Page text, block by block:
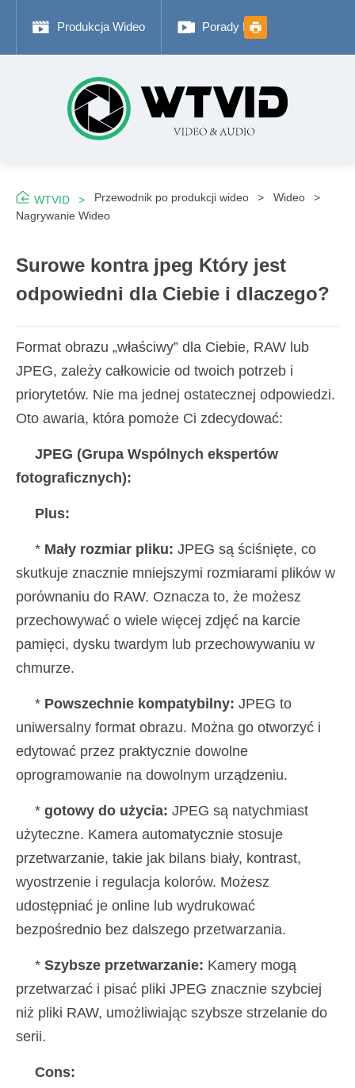
Produkcja Wideo Porady Fotograficzne
WTVID Przewodnik po produkcji wideo
Wideo
Nagrywanie Wideo
Surowe kontra jpeg Który jest
odpowiedni dla Ciebie i dlaczego?
Format obrazu „właściwy” dla Ciebie, RAW lub
JPEG, zależy całkowicie od twoich potrzeb i
priorytetów. Nie ma jednej ostatecznej odpowiedzi.
Oto awaria, która pomoże Ci zdecydować:
JPEG (Grupa Wspólnych ekspertów
fotograficznych):
Plus:
* Mały rozmiar pliku: JPEG są ściśnięte, co
skutkuje znacznie mniejszymi rozmiarami plików w
porównaniu do RAW. Oznacza to, że możesz
przechowywać o wiele więcej zdjęć na karcie
pamięci, dysku twardym lub przechowywaniu w
chmurze.
* Powszechnie kompatybilny: JPEG to
uniwersalny format obrazu. Można go otworzyć i
edytować przez praktycznie dowolne
oprogramowanie na dowolnym urządzeniu.
* gotowy do użycia: JPEG są natychmiast
użyteczne. Kamera automatycznie stosuje
przetwarzanie, takie jak bilans biały, kontrast,
wyostrzenie i regulacja kolorów. Możesz
udostępniać je online lub wydrukować
bezpośrednio bez dalszego przetwarzania.
* Szybsze przetwarzanie: Kamery mogą
przetwarzać i pisać pliki JPEG znacznie szybciej
niż pliki RAW, umożliwiając szybsze strzelanie do
serii.
Cons: